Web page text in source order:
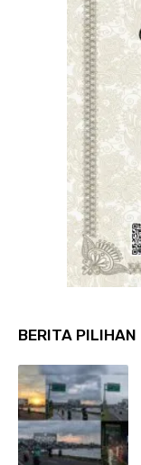
BERITA PILIHAN